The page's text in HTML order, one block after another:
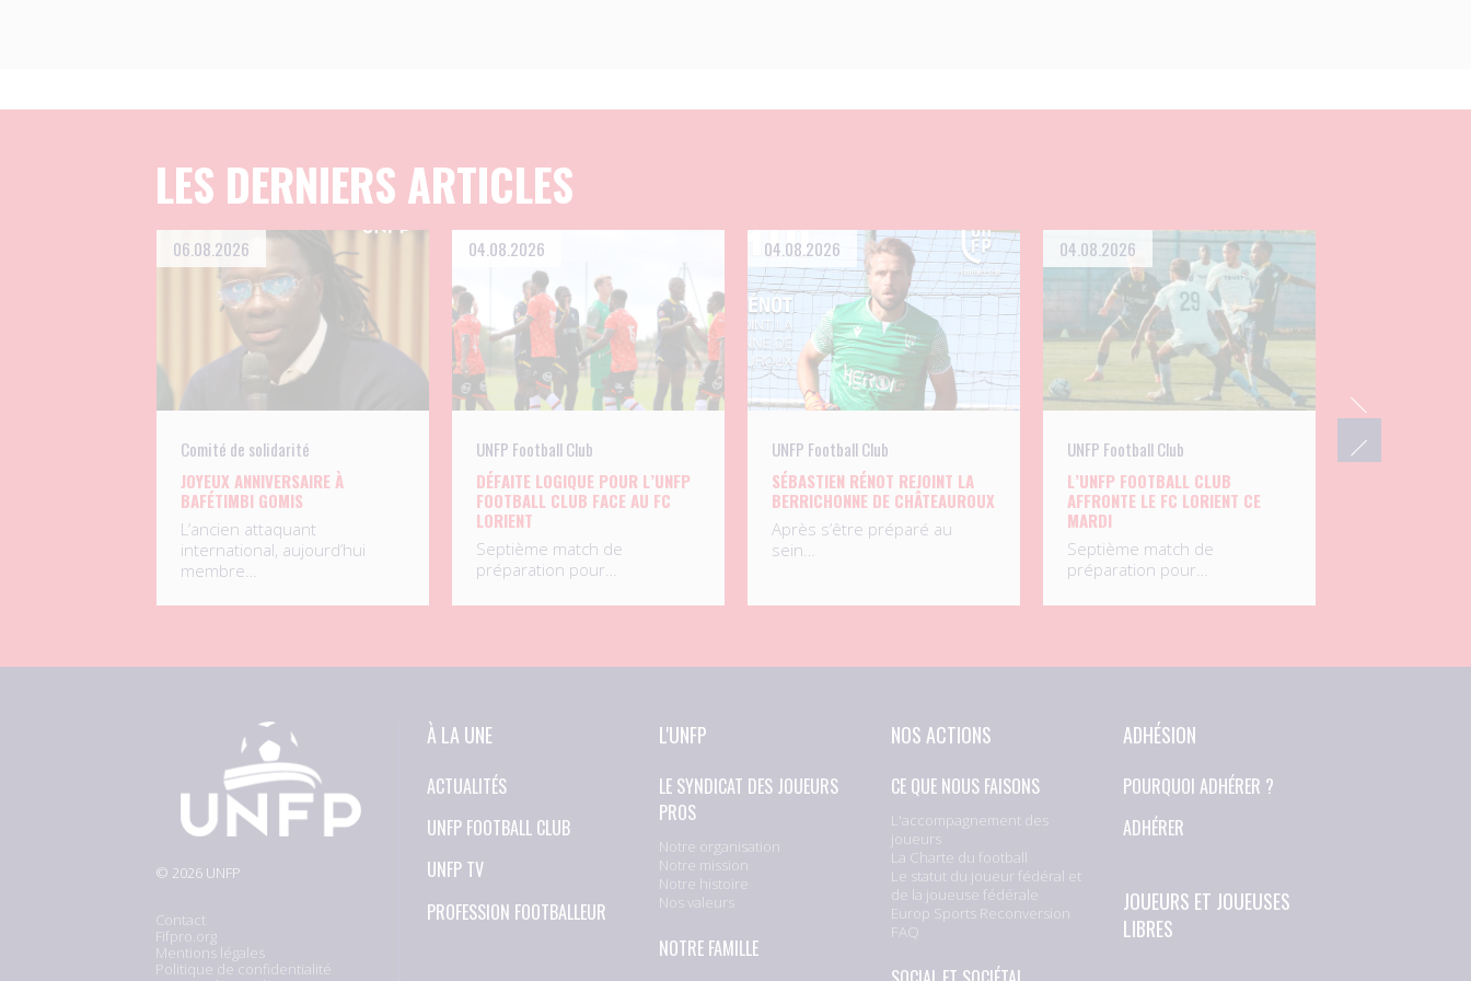
LES DERNIERS ARTICLES
06.08.2026
Comité de solidarité
JOYEUX ANNIVERSAIRE À
BAFÉTIMBI GOMIS
L’ancien attaquant
international, aujourd’hui
membre…
04.08.2026
UNFP Football Club
DÉFAITE LOGIQUE POUR L’UNFP
FOOTBALL CLUB FACE AU FC
LORIENT
Septième match de
préparation pour…
04.08.2026
UNFP Football Club
SÉBASTIEN RÉNOT REJOINT LA
BERRICHONNE DE CHÂTEAUROUX
Après s’être préparé au
sein…
04.08.2026
UNFP Football Club
L’UNFP FOOTBALL CLUB
AFFRONTE LE FC LORIENT CE
MARDI
Septième match de
préparation pour…
© 2026 UNFP
Contact
Fifpro.org
Mentions légales
Politique de confidentialité
À LA UNE
ACTUALITÉS
UNFP FOOTBALL CLUB
UNFP TV
PROFESSION FOOTBALLEUR
L'UNFP
LE SYNDICAT DES JOUEURS
PROS
Notre organisation
Notre mission
Notre histoire
Nos valeurs
NOTRE FAMILLE
NOS ACTIONS
CE QUE NOUS FAISONS
L'accompagnement des
joueurs
La Charte du football
Le statut du joueur fédéral et
de la joueuse fédérale
Europ Sports Reconversion
FAQ
ADHÉSION
POURQUOI ADHÉRER ?
ADHÉRER
JOUEURS ET JOUEUSES
LIBRES